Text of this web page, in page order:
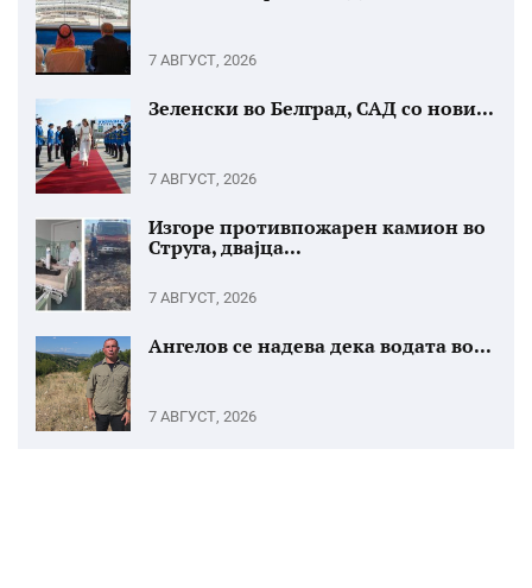
7 АВГУСТ, 2026
Зеленски во Белград, САД со нови...
7 АВГУСТ, 2026
Изгоре противпожарен камион во
Струга, двајца...
7 АВГУСТ, 2026
Ангелов се надева дека водата во...
7 АВГУСТ, 2026